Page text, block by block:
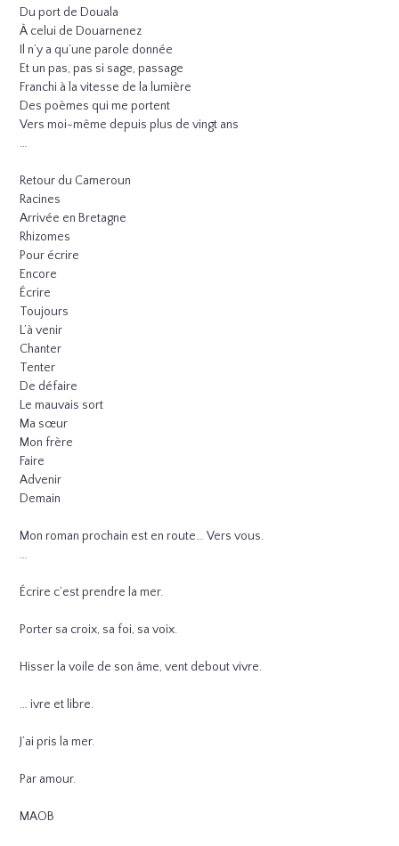
Du port de Douala
À celui de Douarnenez
Il n’y a qu’une parole donnée
Et un pas, pas si sage, passage
Franchi à la vitesse de la lumière
Des poèmes qui me portent
Vers moi-même depuis plus de vingt ans
…
Retour du Cameroun
Racines
Arrivée en Bretagne
Rhizomes
Pour écrire
Encore
Écrire
Toujours
L’à venir
Chanter
Tenter
De défaire
Le mauvais sort
Ma sœur
Mon frère
Faire
Advenir
Demain
Mon roman prochain est en route… Vers vous.
…
Écrire c’est prendre la mer.
Porter sa croix, sa foi, sa voix.
Hisser la voile de son âme, vent debout vivre.
… ivre et libre.
J’ai pris la mer.
Par amour.
MAOB